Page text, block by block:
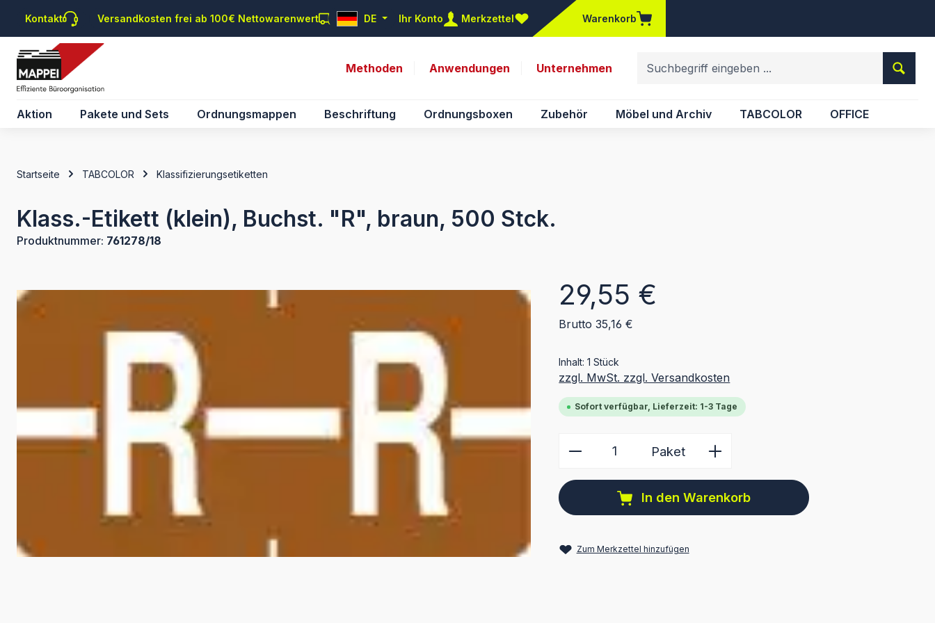
Hauptinhalt springen
Zur Suche springen
Zur Hauptnavigation springen
Kontakt Versandkosten frei ab 100€ Nettowarenwert DE Ihr Konto Merkzettel
Du hast 0 Produkte auf dem Merkzettel
Warenkorb
Methoden Anwendungen Unternehmen
Aktion Pakete und Sets Ordnungsmappen Beschriftung Ordnungsboxen Zubehör Möbel und Archiv TABCOLOR OFFICE
Startseite TABCOLOR Klassifizierungsetiketten
Klass.-Etikett (klein), Buchst. "R", braun, 500 Stck.
Produktnummer: 761278/18
Regulärer Preis:
29,55 €
Brutto 35,16 €
Inhalt:1 Stück
zzgl. MwSt. zzgl. Versandkosten
Sofort verfügbar, Lieferzeit: 1-3 Tage
Produkt Anzahl: Gib den gewünschten Wert
Paket
In den Warenkorb
Zum Merkzettel hinzufügen